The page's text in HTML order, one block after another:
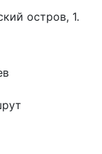
остров, 1.